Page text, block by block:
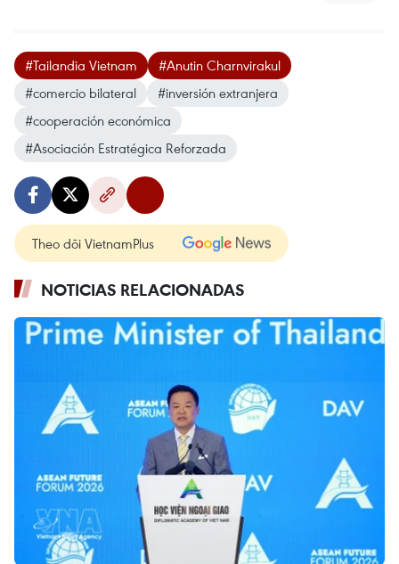
#Tailandia Vietnam
#Anutin Charnvirakul
#comercio bilateral
#inversión extranjera
#cooperación económica
#Asociación Estratégica Reforzada
Theo dõi VietnamPlus
NOTICIAS RELACIONADAS